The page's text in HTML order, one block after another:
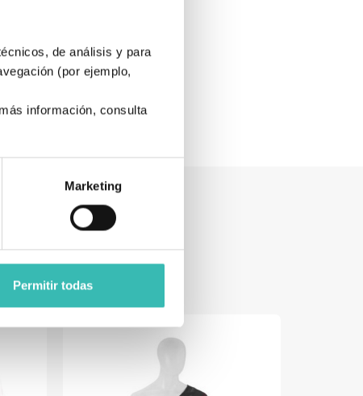
de análisis y para
(por ejemplo,
información, consulta
Marketing
Permitir todas
y sencilla.